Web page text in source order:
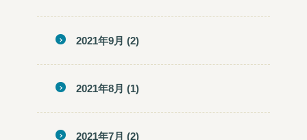
2021年9月 (2)
2021年8月 (1)
2021年7月 (2)